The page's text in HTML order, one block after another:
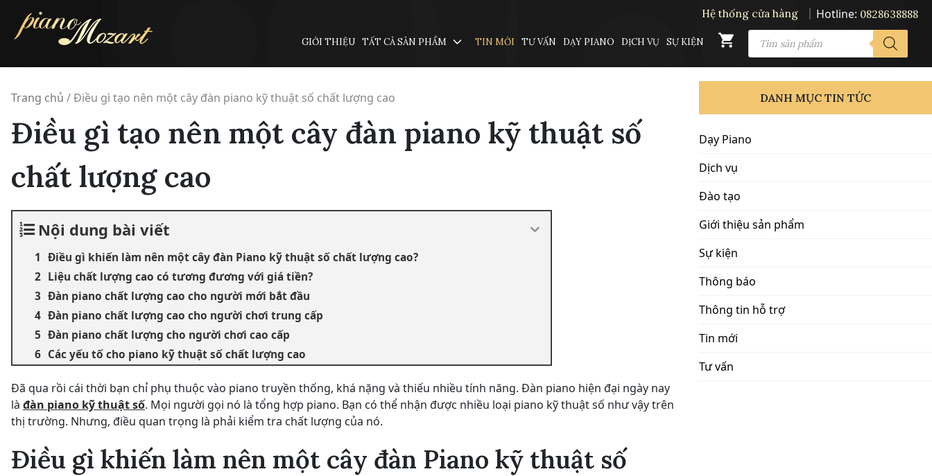
content
GIỚI THIỆU TẤT CẢ SẢN PHẨM TIN MỚI TƯ VẤN DẠY PIANO DỊCH VỤ SỰ KIỆN
PRODUCTS
SEARCH
Hệ thống cửa hàng Hotline: 0828638888
Trang chủ /Điều gì tạo nên một cây đàn piano kỹ thuật số chất lượng cao
Điều gì tạo nên một cây đàn piano kỹ thuật số
chất lượng cao
Nội dung bài viết
Điều gì khiến làm nên một cây đàn Piano kỹ thuật số chất lượng cao?
Liệu chất lượng cao có tương đương với giá tiền?
Đàn piano chất lượng cao cho người mới bắt đầu
Đàn piano chất lượng cao cho người chơi trung cấp
Đàn piano chất lượng cho người chơi cao cấp
Các yếu tố cho piano kỹ thuật số chất lượng cao
Đã qua rồi cái thời bạn chỉ phụ thuộc vào piano truyền thống, khá nặng và thiếu nhiều tính năng. Đàn piano hiện đại ngày nay
là đàn piano kỹ thuật số. Mọi người gọi nó là tổng hợp piano. Bạn có thể nhận được nhiều loại piano kỹ thuật số như vậy trên
thị trường. Nhưng, điều quan trọng là phải kiểm tra chất lượng của nó.
Điều gì khiến làm nên một cây đàn Piano kỹ thuật số
DANH MỤC TIN TỨC
Dạy Piano
Dịch vụ
Đào tạo
Giới thiệu sản phẩm
Sự kiện
Thông báo
Thông tin hỗ trợ
Tin mới
Tư vấn